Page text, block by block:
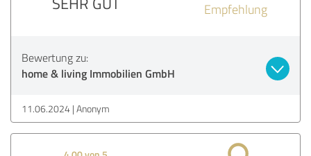
Empfehlung
Bewertung zu:
home & living Immobilien GmbH
11.06.2024 Anonym